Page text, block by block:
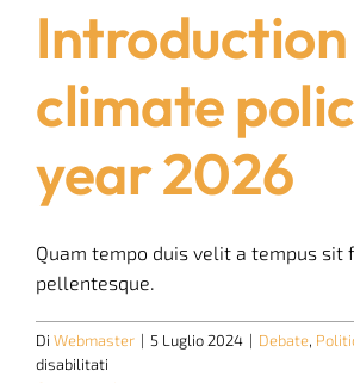
climate
year 2026
Quam tempo duis velit a tempus sit
pellentesque.
Di Webmaster | 5 Luglio 2024 | Debate,
disabilitati